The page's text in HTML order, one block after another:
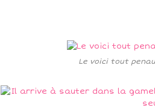
Le voici tout